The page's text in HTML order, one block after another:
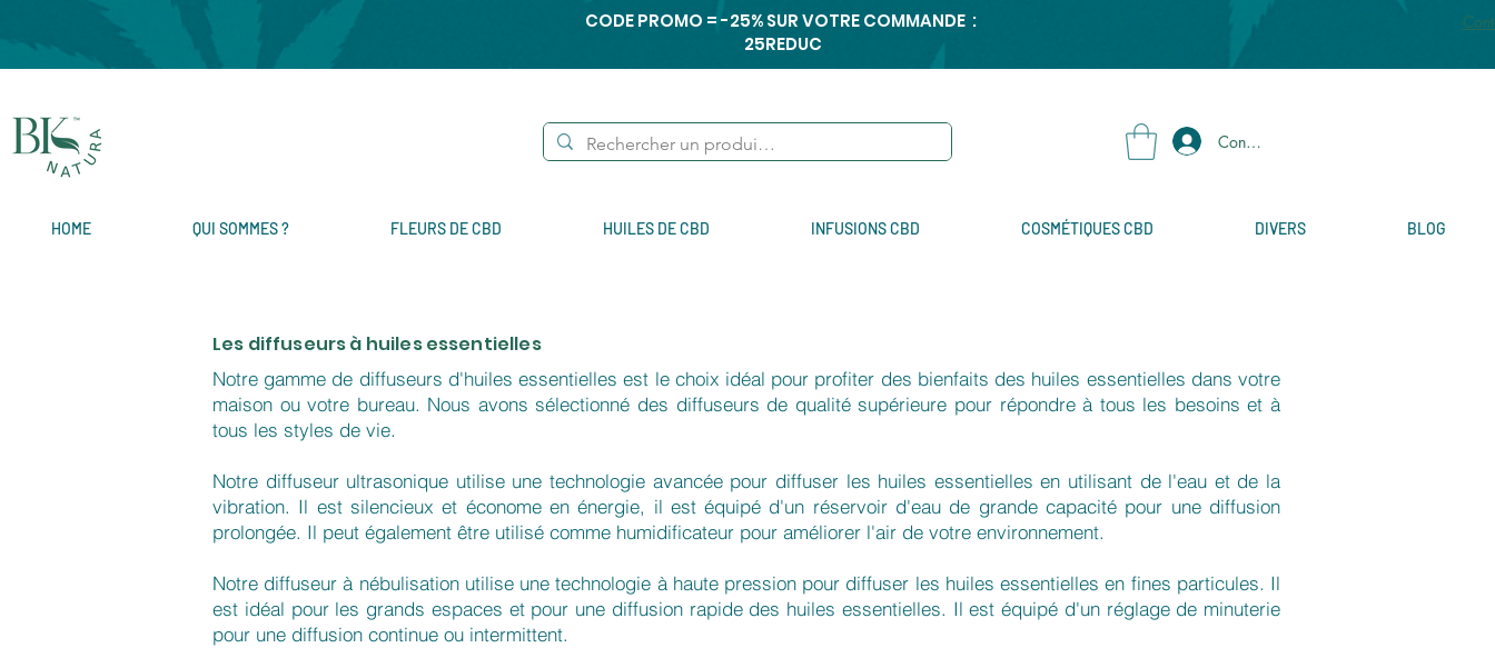
CODE PROMO = -25% SUR VOTRE COMMANDE :
25REDUC
Connexion
HOME QUI SOMMES ? FLEURS DE CBD HUILES DE CBD INFUSIONS CBD COSMÉTIQUES CBD DIVERS BLOG
Les diffuseurs à huiles essentielles
Notre gamme de diffuseurs d'huiles essentielles est le choix idéal pour profiter des bienfaits des huiles essentielles dans votre
maison ou votre bureau. Nous avons sélectionné des diffuseurs de qualité supérieure pour répondre à tous les besoins et à
tous les styles de vie.
Notre diffuseur ultrasonique utilise une technologie avancée pour diffuser les huiles essentielles en utilisant de l'eau et de la
vibration. Il est silencieux et économe en énergie, il est équipé d'un réservoir d'eau de grande capacité pour une diffusion
prolongée. Il peut également être utilisé comme humidificateur pour améliorer l'air de votre environnement.
Notre diffuseur à nébulisation utilise une technologie à haute pression pour diffuser les huiles essentielles en fines particules. Il
est idéal pour les grands espaces et pour une diffusion rapide des huiles essentielles. Il est équipé d'un réglage de minuterie
pour une diffusion continue ou intermittent.